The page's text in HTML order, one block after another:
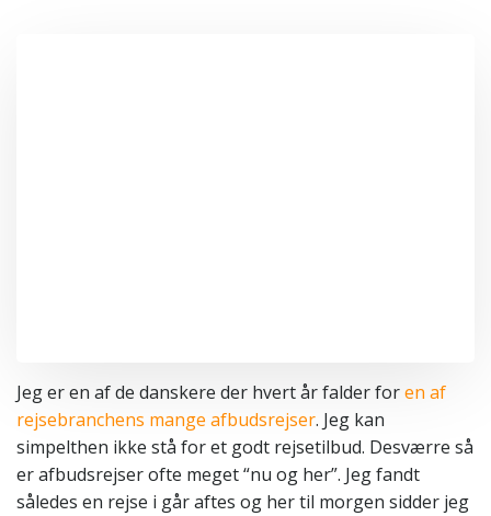
Jeg er en af de danskere der hvert år falder foren af
rejsebranchens mange afbudsrejser. Jeg kan
simpelthen ikke stå for et godt rejsetilbud. Desværre så
er afbudsrejser ofte meget “nu og her”. Jeg fandt
således en rejse i går aftes og her til morgen sidder jeg